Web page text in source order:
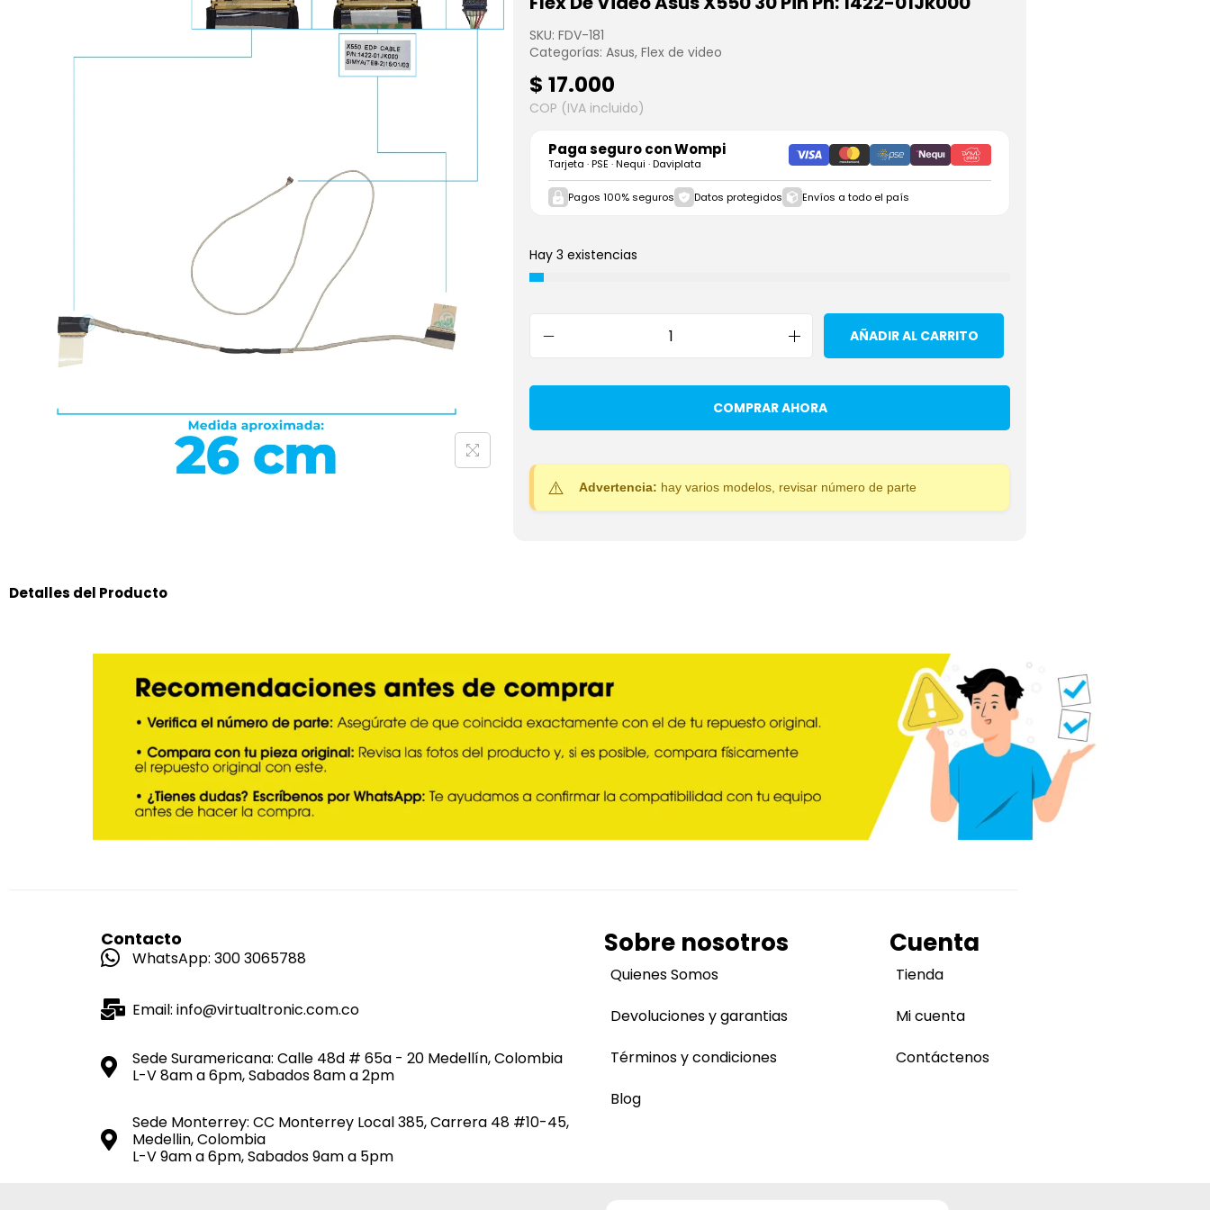
SKU: FDV-181
Categorías: Asus, Flex de video
$ 17.000
COP (IVA incluido)
Paga seguro conWompi
Tarjeta · PSE · Nequi · Daviplata
Pagos 100% seguros Datos protegidos Envíos a todo el país
Hay 3 existencias
AÑADIR AL CARRITO
COMPRAR AHORA
Advertencia: hay varios modelos, revisar número de parte
Detalles del Producto
Contacto
WhatsApp: 300 3065788
Email: info@virtualtronic.com.co
Sede Suramericana: Calle 48d # 65a - 20 Medellín, Colombia
L-V 8am a 6pm, Sabados 8am a 2pm
Sede Monterrey: CC Monterrey Local 385, Carrera 48 #10-45,
Medellin, Colombia
L-V 9am a 6pm, Sabados 9am a 5pm
Sobre nosotros
Quienes Somos
Devoluciones y garantias
Términos y condiciones
Blog
Cuenta
Tienda
Mi cuenta
Contáctenos